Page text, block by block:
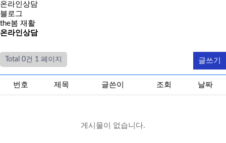
온라인상담
블로그
the봄 재활
온라인상담
Total 0건 1 페이지 글쓰기
번호 제목 글쓴이 조회 날짜
게시물이 없습니다.